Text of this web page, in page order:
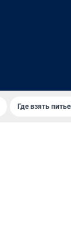
Где взять